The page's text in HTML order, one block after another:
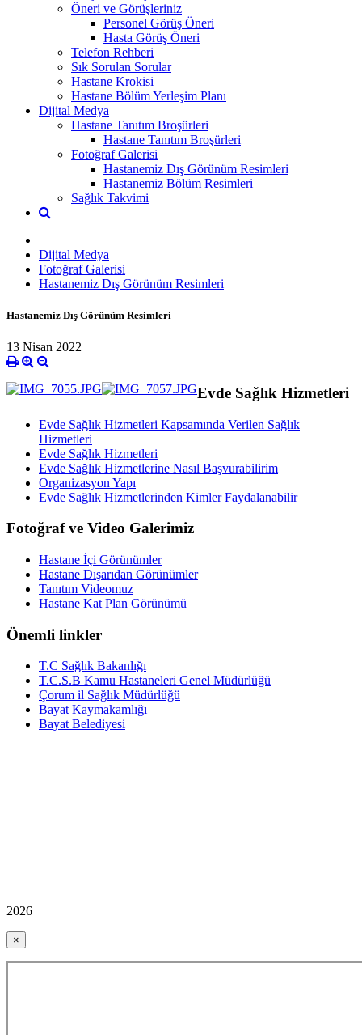
Öneri ve Görüşleriniz
Personel Görüş Öneri
Hasta Görüş Öneri
Telefon Rehberi
Sık Sorulan Sorular
Hastane Krokisi
Hastane Bölüm Yerleşim Planı
Dijital Medya
Hastane Tanıtım Broşürleri
Hastane Tanıtım Broşürleri
Fotoğraf Galerisi
Hastanemiz Dış Görünüm Resimleri
Hastanemiz Bölüm Resimleri
Sağlık Takvimi
Dijital Medya
Fotoğraf Galerisi
Hastanemiz Dış Görünüm Resimleri
Hastanemiz Dış Görünüm Resimleri
13 Nisan 2022
Evde Sağlık Hizmetleri
Evde Sağlık Hizmetleri Kapsamında Verilen Sağlık
Hizmetleri
Evde Sağlık Hizmetleri
Evde Sağlık Hizmetlerine Nasıl Başvurabilirim
Organizasyon Yapı
Evde Sağlık Hizmetlerinden Kimler Faydalanabilir
Fotoğraf ve Video Galerimiz
Hastane İçi Görünümler
Hastane Dışarıdan Görünümler
Tanıtım Videomuz
Hastane Kat Plan Görünümü
Önemli linkler
T.C Sağlık Bakanlığı
T.C.S.B Kamu Hastaneleri Genel Müdürlüğü
Çorum il Sağlık Müdürlüğü
Bayat Kaymakamlığı
Bayat Belediyesi
2026
×